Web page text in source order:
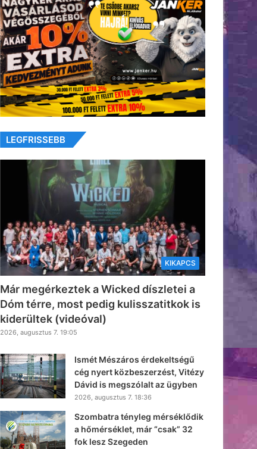
LEGFRISSEBB
KIKAPCS
Már megérkeztek a Wicked díszletei a
Dóm térre, most pedig kulisszatitkok is
kiderültek (videóval)
2026, augusztus 7. 19:05
Ismét Mészáros érdekeltségű
cég nyert közbeszerzést, Vitézy
Dávid is megszólalt az ügyben
2026, augusztus 7. 18:36
Szombatra tényleg mérséklődik
a hőmérséklet, már “csak” 32
fok lesz Szegeden